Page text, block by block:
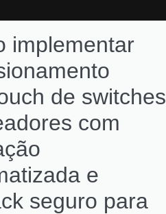
implementar
de switches
com
e
seguro para